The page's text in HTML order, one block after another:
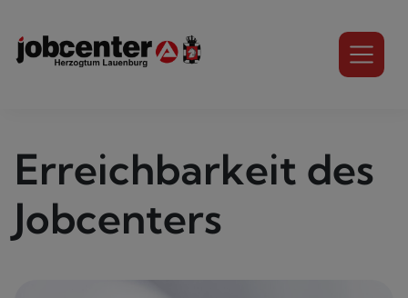
Erreichbarkeit des
Jobcenters